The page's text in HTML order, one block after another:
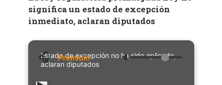
significa un estado de excepción
inmediato, aclaran diputados
Estado de excepción no ha sido aplicado,
aclaran diputados
🔈